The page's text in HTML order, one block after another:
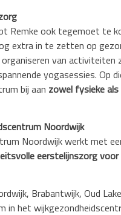
Remke ook tegemoet te
extra in te zetten op
van activiteiten
yogasessies. Op
bij aan zowel fysieke
Noordwijk
Noordwijk werkt met
eerstelijnszorg
Brabantwijk, Oud
in het